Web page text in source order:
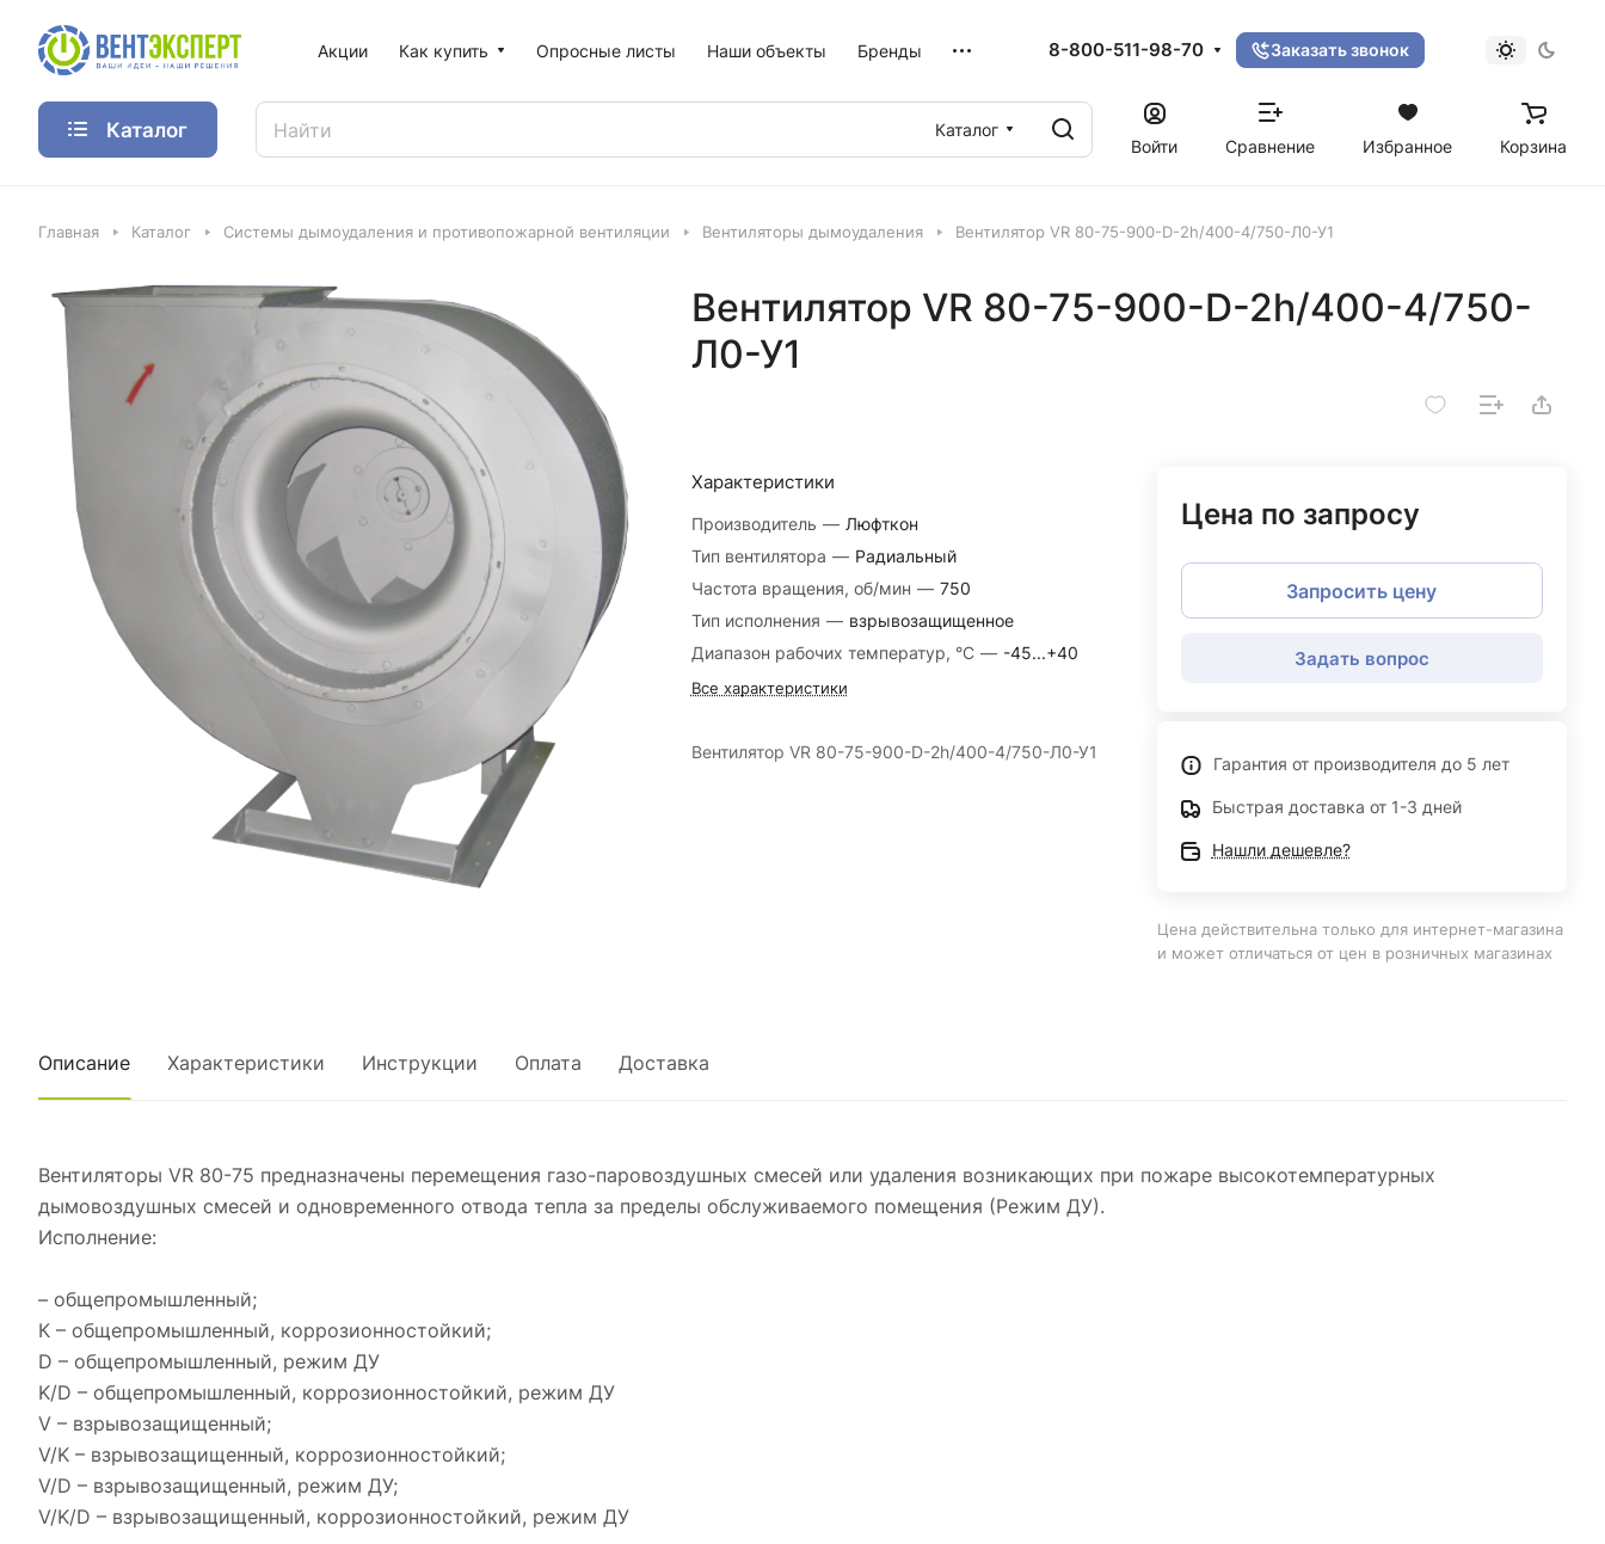
Акции Как купить Опросные листы Наши объекты Бренды 8-800-511-98-70 Заказать звонок
Каталог
Каталог
Войти
Сравнение Избранное Корзина
Главная Каталог Системы дымоудаления и противопожарной вентиляции Вентиляторы дымоудаления Вентилятор VR 80-75-900-D-2h/400-4/750-Л0-У1
Вентилятор VR 80-75-900-D-2h/400-4/750-
Л0-У1
Характеристики
Производитель — Люфткон
Тип вентилятора — Радиальный
Частота вращения, об/мин — 750
Тип исполнения — взрывозащищенное
Диапазон рабочих температур, °С — -45...+40
Все характеристики
Вентилятор VR 80-75-900-D-2h/400-4/750-Л0-У1
Цена по запросу
Запросить цену
Задать вопрос
Гарантия от производителя до 5 лет
Быстрая доставка от 1-3 дней
Нашли дешевле?
Цена действительна только для интернет-магазина
и может отличаться от цен в розничных магазинах
Описание Характеристики Инструкции Оплата Доставка
Вентиляторы VR 80-75 предназначены перемещения газо-паровоздушных смесей или удаления возникающих при пожаре высокотемпературных
дымовоздушных смесей и одновременного отвода тепла за пределы обслуживаемого помещения (Режим ДУ).
Исполнение:
– общепромышленный;
К – общепромышленный, коррозионностойкий;
D – общепромышленный, режим ДУ
K/D – общепромышленный, коррозионностойкий, режим ДУ
V – взрывозащищенный;
V/K – взрывозащищенный, коррозионностойкий;
V/D – взрывозащищенный, режим ДУ;
V/K/D – взрывозащищенный, коррозионностойкий, режим ДУ